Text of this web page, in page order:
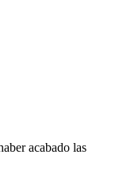
acabado las